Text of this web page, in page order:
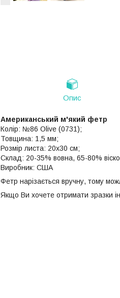
Опис
Американський м'який фетр
Колір: №86 Olive (0731);
Товщина: 1,5 мм;
Розмір листа: 20х30 см;
Склад: 20-35% вовна, 65-80%
Виробник: США
Фетр нарізається вручну, тому
Якщо Ви хочете отримати зразки